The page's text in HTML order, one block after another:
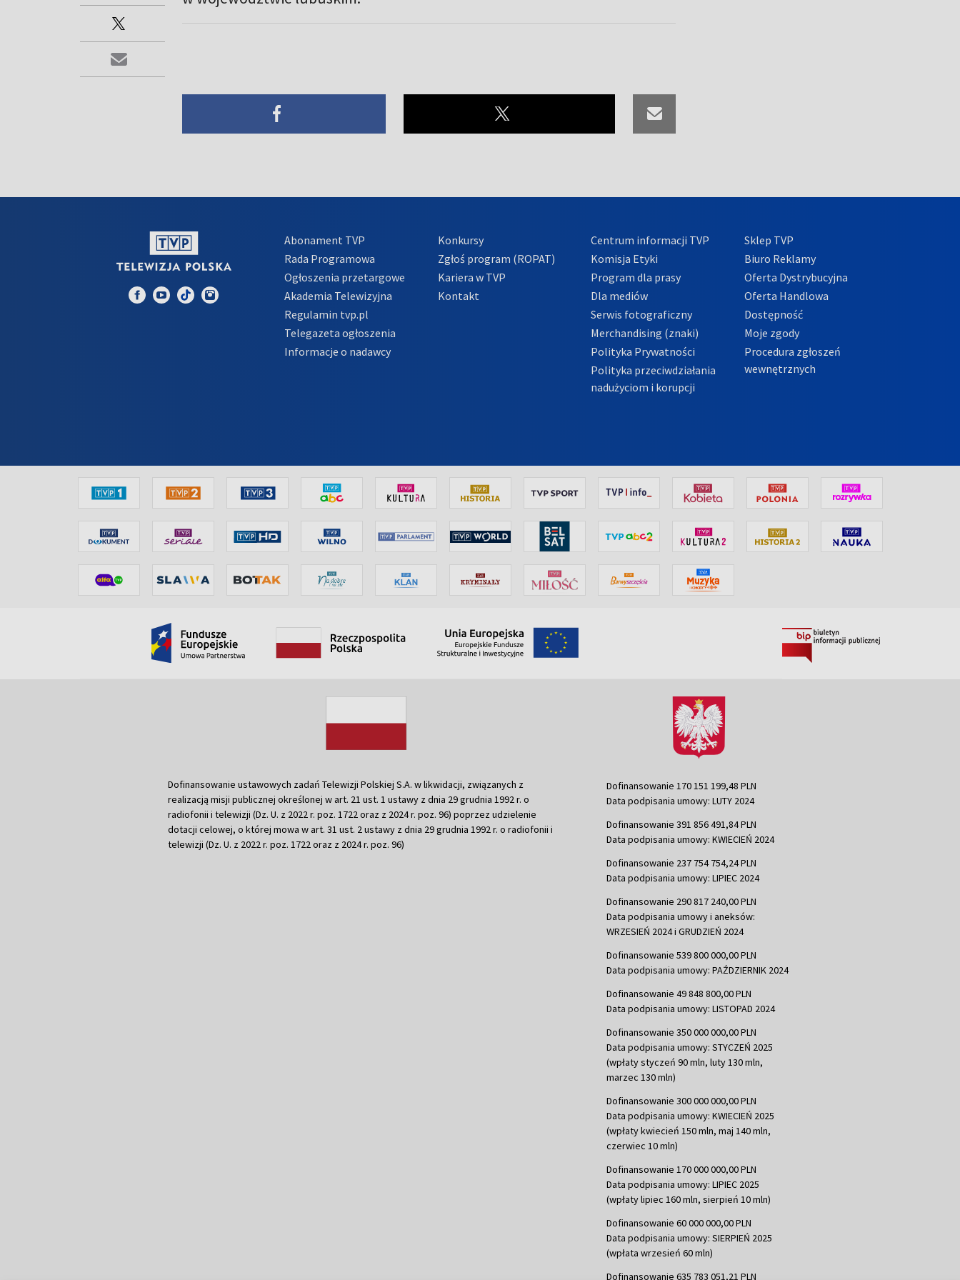
Abonament TVP
Rada Programowa
Ogłoszenia przetargowe
Akademia Telewizyjna
Regulamin tvp.pl
Telegazeta ogłoszenia
Informacje o nadawcy
Konkursy
Zgłoś program (ROPAT)
Kariera w TVP
Kontakt
Centrum informacji TVP
Komisja Etyki
Program dla prasy
Dla mediów
Serwis fotograficzny
Merchandising (znaki)
Polityka Prywatności
Polityka przeciwdziałania
nadużyciom i korupcji
Sklep TVP
Biuro Reklamy
Oferta Dystrybucyjna
Oferta Handlowa
Dostępność
Moje zgody
Procedura zgłoszeń
wewnętrznych
Dofinansowanie ustawowych zadań Telewizji Polskiej S.A. w likwidacji, związanych z
realizacją misji publicznej określonej w art. 21 ust. 1 ustawy z dnia 29 grudnia 1992 r. o
radiofonii i telewizji (Dz. U. z 2022 r. poz. 1722 oraz z 2024 r. poz. 96) poprzez udzielenie
dotacji celowej, o której mowa w art. 31 ust. 2 ustawy z dnia 29 grudnia 1992 r. o radiofonii i
telewizji (Dz. U. z 2022 r. poz. 1722 oraz z 2024 r. poz. 96)
Dofinansowanie 170 151 199,48 PLN
Data podpisania umowy: LUTY 2024
Dofinansowanie 391 856 491,84 PLN
Data podpisania umowy: KWIECIEŃ 2024
Dofinansowanie 237 754 754,24 PLN
Data podpisania umowy: LIPIEC 2024
Dofinansowanie 290 817 240,00 PLN
Data podpisania umowy i aneksów:
WRZESIEŃ 2024 i GRUDZIEŃ 2024
Dofinansowanie 539 800 000,00 PLN
Data podpisania umowy: PAŹDZIERNIK 2024
Dofinansowanie 49 848 800,00 PLN
Data podpisania umowy: LISTOPAD 2024
Dofinansowanie 350 000 000,00 PLN
Data podpisania umowy: STYCZEŃ 2025
(wpłaty styczeń 90 mln, luty 130 mln,
marzec 130 mln)
Dofinansowanie 300 000 000,00 PLN
Data podpisania umowy: KWIECIEŃ 2025
(wpłaty kwiecień 150 mln, maj 140 mln,
czerwiec 10 mln)
Dofinansowanie 170 000 000,00 PLN
Data podpisania umowy: LIPIEC 2025
(wpłaty lipiec 160 mln, sierpień 10 mln)
Dofinansowanie 60 000 000,00 PLN
Data podpisania umowy: SIERPIEŃ 2025
(wpłata wrzesień 60 mln)
Dofinansowanie 635 783 051,21 PLN